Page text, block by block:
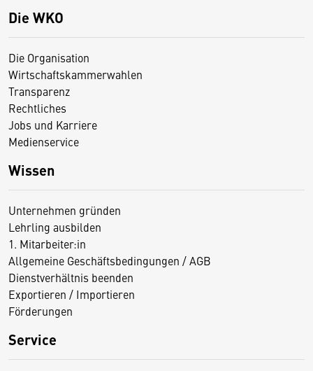
Die WKO
Die Organisation
Wirtschaftskammerwahlen
Transparenz
Rechtliches
Jobs und Karriere
Medienservice
Wissen
Unternehmen gründen
Lehrling ausbilden
1. Mitarbeiter:in
Allgemeine Geschäftsbedingungen / AGB
Dienstverhältnis beenden
Exportieren / Importieren
Förderungen
Service